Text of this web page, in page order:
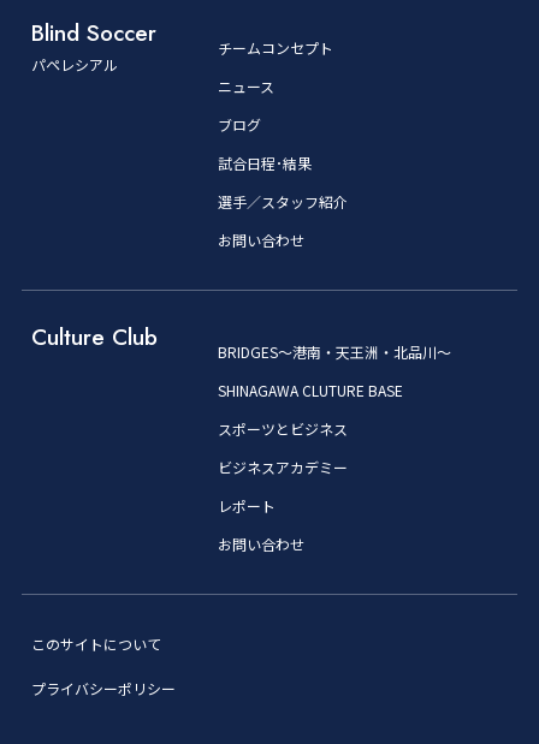
Blind Soccer
パペレシアル
チームコンセプト
ニュース
ブログ
試合日程･結果
選手／スタッフ紹介
お問い合わせ
Culture Club
BRIDGES～港南・天王洲・北品川～
SHINAGAWA CLUTURE BASE
スポーツとビジネス
ビジネスアカデミー
レポート
お問い合わせ
このサイトについて
プライバシーポリシー